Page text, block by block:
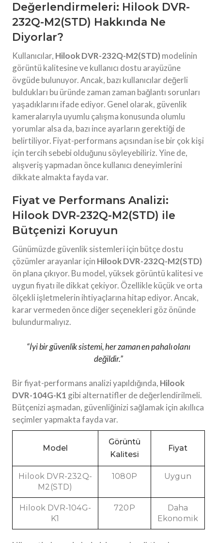
Değerlendirmeleri: Hilook DVR-
232Q-M2(STD) Hakkında Ne
Diyorlar?
Kullanıcılar, Hilook DVR-232Q-M2(STD) modelinin
görüntü kalitesine ve kullanıcı dostu arayüzüne
övgüde bulunuyor. Ancak, bazı kullanıcılar değerli
buldukları bu üründe zaman zaman bağlantı sorunları
yaşadıklarını ifade ediyor. Genel olarak, güvenlik
kameralarıyla uyumlu çalışma konusunda olumlu
yorumlar alsa da, bazı ince ayarların gerektiği de
belirtiliyor. Fiyat-performans açısından ise bir çok kişi
için tercih sebebi olduğunu söyleyebiliriz. Yine de,
alışveriş yapmadan önce kullanıcı deneyimlerini
dikkate almakta fayda var.
Fiyat ve Performans Analizi:
Hilook DVR-232Q-M2(STD) ile
Bütçenizi Koruyun
Günümüzde güvenlik sistemleri için bütçe dostu
çözümler arayanlar için Hilook DVR-232Q-M2(STD)
ön plana çıkıyor. Bu model, yüksek görüntü kalitesi ve
uygun fiyatı ile dikkat çekiyor. Özellikle küçük ve orta
ölçekli işletmelerin ihtiyaçlarına hitap ediyor. Ancak,
karar vermeden önce diğer seçenekleri göz önünde
bulundurmalıyız.
“İyi bir güvenlik sistemi, her zaman en pahalı olanı
değildir.”
Bir fiyat-performans analizi yapıldığında, Hilook
DVR-104G-K1 gibi alternatifler de değerlendirilmeli.
Bütçenizi aşmadan, güvenliğinizi sağlamak için akıllıca
seçimler yapmakta fayda var.
Model
Görüntü
Kalitesi
Fiyat
Hilook DVR-232Q-
M2(STD)
1080P Uygun
Hilook DVR-104G-
K1
720P
Daha
Ekonomik